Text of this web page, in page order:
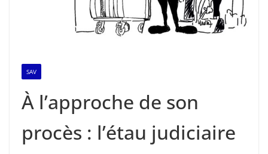
SAV
À l’approche de son
procès : l’étau judiciaire